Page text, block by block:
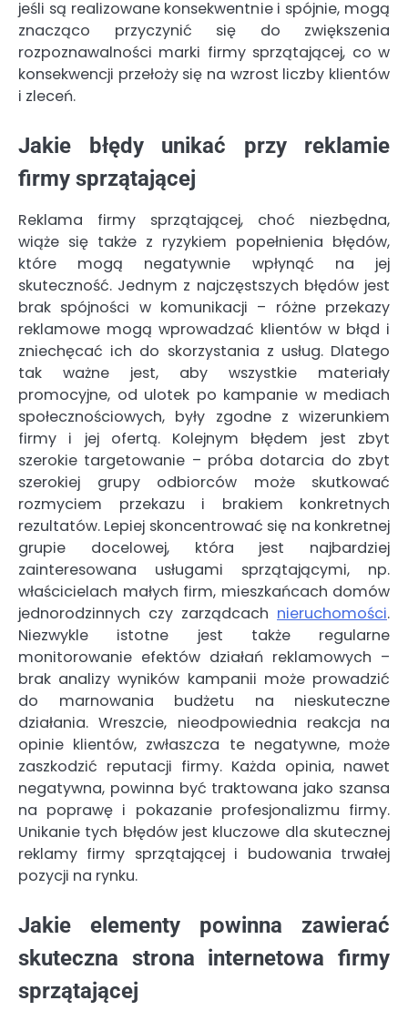
jeśli są realizowane konsekwentnie i spójnie, mogą
znacząco przyczynić się do zwiększenia
rozpoznawalności marki firmy sprzątającej, co w
konsekwencji przełoży się na wzrost liczby klientów
i zleceń.
Jakie błędy unikać przy reklamie
firmy sprzątającej
Reklama firmy sprzątającej, choć niezbędna,
wiąże się także z ryzykiem popełnienia błędów,
które mogą negatywnie wpłynąć na jej
skuteczność. Jednym z najczęstszych błędów jest
brak spójności w komunikacji – różne przekazy
reklamowe mogą wprowadzać klientów w błąd i
zniechęcać ich do skorzystania z usług. Dlatego
tak ważne jest, aby wszystkie materiały
promocyjne, od ulotek po kampanie w mediach
społecznościowych, były zgodne z wizerunkiem
firmy i jej ofertą. Kolejnym błędem jest zbyt
szerokie targetowanie – próba dotarcia do zbyt
szerokiej grupy odbiorców może skutkować
rozmyciem przekazu i brakiem konkretnych
rezultatów. Lepiej skoncentrować się na konkretnej
grupie docelowej, która jest najbardziej
zainteresowana usługami sprzątającymi, np.
właścicielach małych firm, mieszkańcach domów
jednorodzinnych czy zarządcach nieruchomości.
Niezwykle istotne jest także regularne
monitorowanie efektów działań reklamowych –
brak analizy wyników kampanii może prowadzić
do marnowania budżetu na nieskuteczne
działania. Wreszcie, nieodpowiednia reakcja na
opinie klientów, zwłaszcza te negatywne, może
zaszkodzić reputacji firmy. Każda opinia, nawet
negatywna, powinna być traktowana jako szansa
na poprawę i pokazanie profesjonalizmu firmy.
Unikanie tych błędów jest kluczowe dla skutecznej
reklamy firmy sprzątającej i budowania trwałej
pozycji na rynku.
Jakie elementy powinna zawierać
skuteczna strona internetowa firmy
sprzątającej